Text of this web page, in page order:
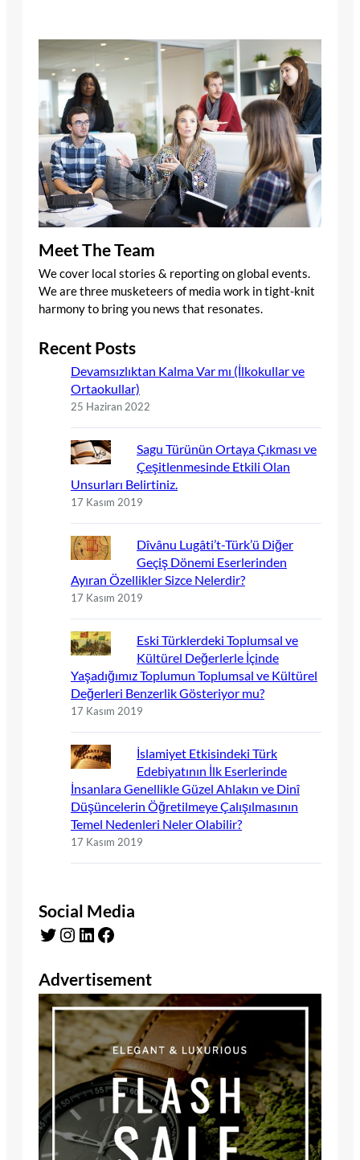
Meet The Team
We cover local stories & reporting on global events.
We are three musketeers of media work in tight-knit
harmony to bring you news that resonates.
Recent Posts
Devamsızlıktan Kalma Var mı (İlkokullar ve
Ortaokullar)
25 Haziran 2022
Sagu Türünün Ortaya Çıkması ve
Çeşitlenmesinde Etkili Olan
Unsurları Belirtiniz.
17 Kasım 2019
Dîvânu Lugâti’t-Türk’ü Diğer
Geçiş Dönemi Eserlerinden
Ayıran Özellikler Sizce Nelerdir?
17 Kasım 2019
Eski Türklerdeki Toplumsal ve
Kültürel Değerlerle İçinde
Yaşadığımız Toplumun Toplumsal ve Kültürel
Değerleri Benzerlik Gösteriyor mu?
17 Kasım 2019
İslamiyet Etkisindeki Türk
Edebiyatının İlk Eserlerinde
İnsanlara Genellikle Güzel Ahlakın ve Dinî
Düşüncelerin Öğretilmeye Çalışılmasının
Temel Nedenleri Neler Olabilir?
17 Kasım 2019
Social Media
Twitter Instagram LinkedIn Facebook
Advertisement